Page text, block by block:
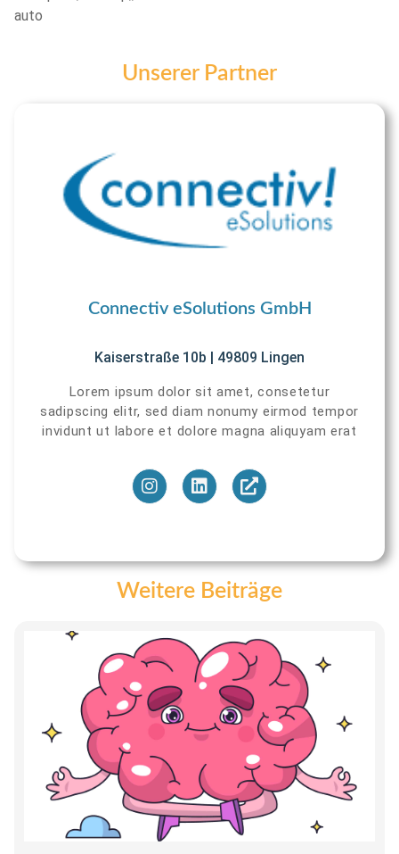
auto
Unserer Partner
Connectiv eSolutions GmbH
Kaiserstraße 10b | 49809 Lingen
Lorem ipsum dolor sit amet, consetetur
sadipscing elitr, sed diam nonumy eirmod tempor
invidunt ut labore et dolore magna aliquyam erat
Weitere Beiträge